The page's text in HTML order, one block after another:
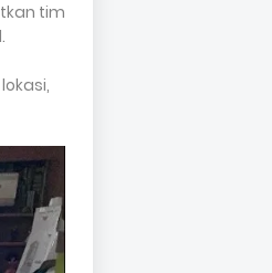
tim